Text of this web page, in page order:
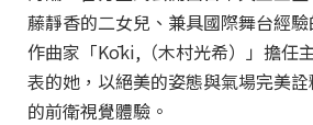
藤靜香的二女兒、兼具國際舞台經
作曲家「Kōki,（木村光希）」擔任
表的她，以絕美的姿態與氣場完美詮
的前衛視覺體驗。